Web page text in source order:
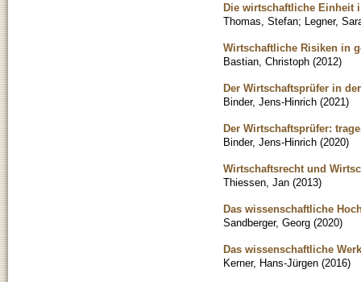
Die wirtschaftliche Einheit
Thomas, Stefan; Legner,
Wirtschaftliche Risiken in
Bastian, Christoph (2012)
Der Wirtschaftsprüfer in
Binder, Jens-Hinrich (2021)
Der Wirtschaftsprüfer:
Binder, Jens-Hinrich (2020)
Wirtschaftsrecht und
Thiessen, Jan (2013)
Das wissenschaftliche
Sandberger, Georg (2020)
Das wissenschaftliche
Kerner, Hans-Jürgen (2016)